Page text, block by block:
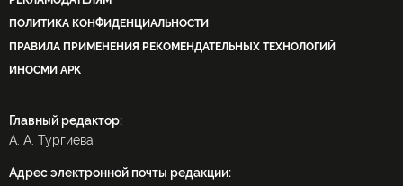
ПОЛИТИКА КОНФИДЕНЦИАЛЬНОСТИ
ПРАВИЛА ПРИМЕНЕНИЯ РЕКОМЕНДАТЕЛЬНЫХ ТЕХНОЛОГИЙ
ИНОСМИ APK
Главный редактор:
А. А. Тургиева
Адрес электронной почты редакции: